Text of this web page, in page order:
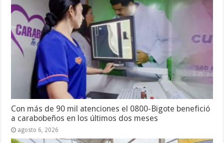
Con más de 90 mil atenciones el 0800-Bigote benefició
a carabobeños en los últimos dos meses
agosto 6, 2026